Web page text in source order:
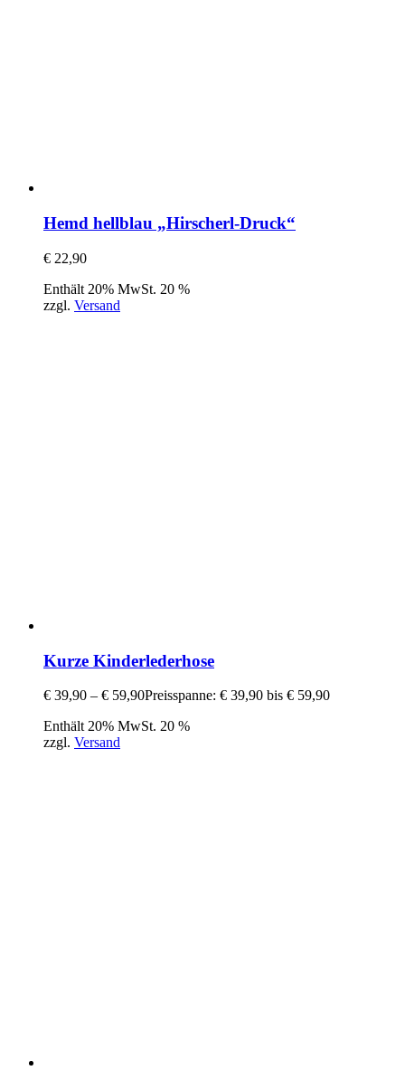
Hemd hellblau „Hirscherl-Druck“
€ 22,90
Enthält 20% MwSt. 20 %
zzgl. Versand
Kurze Kinderlederhose
€ 39,90 – € 59,90Preisspanne: € 39,90 bis € 59,90
Enthält 20% MwSt. 20 %
zzgl. Versand